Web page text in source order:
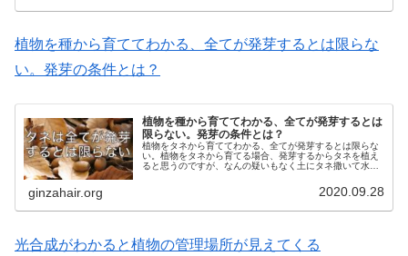
植物を種から育ててわかる、全てが発芽するとは限らな
い。発芽の条件とは？
植物を種から育ててわかる、全てが発芽するとは
限らない。発芽の条件とは？
植物をタネから育ててわかる、全てが発芽するとは限らな
い。植物をタネから育てる場合、発芽するからタネを植え
ると思うのですが、なんの疑いもなく土にタネ撒いて水を
ginzahair.org 2020.09.28
光合成がわかると植物の管理場所が見えてくる